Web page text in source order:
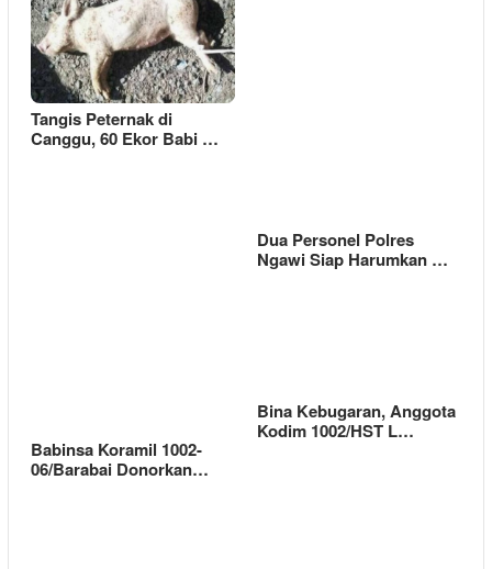
Tangis Peternak di
Canggu, 60 Ekor Babi …
Dua Personel Polres
Ngawi Siap Harumkan …
Babinsa Koramil 1002-
06/Barabai Donorkan…
Bina Kebugaran, Anggota
Kodim 1002/HST L…